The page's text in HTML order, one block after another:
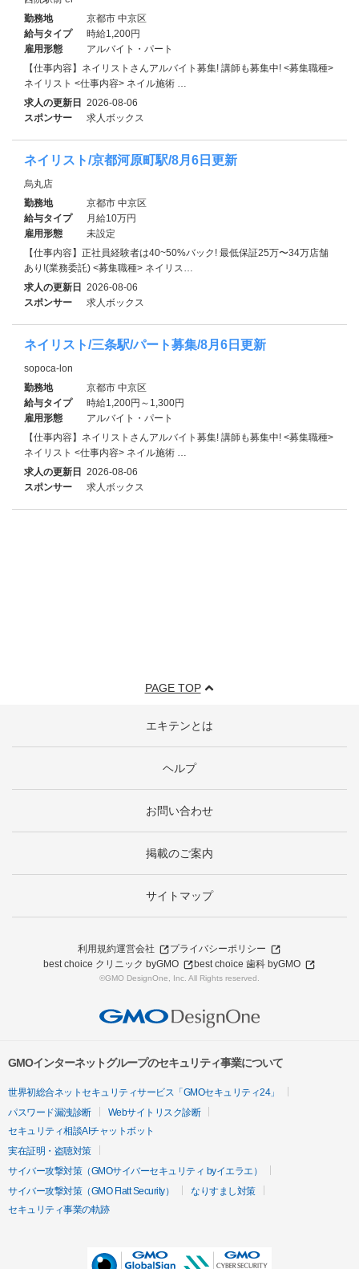
勤務地
京都市 中京区
給与タイプ
時給1,200円
雇用形態
アルバイト・パート
【仕事内容】ネイリストさんアルバイト募集! 講師も募集中! <募集職種>
ネイリスト <仕事内容> ネイル施術 …
求人の更新日 2026-08-06
スポンサー
求人ボックス
ネイリスト/京都河原町駅/8月6日更新
烏丸店
勤務地
京都市 中京区
給与タイプ
月給10万円
雇用形態
未設定
【仕事内容】正社員経験者は40~50%バック! 最低保証25万〜34万店舗
あり!(業務委託) <募集職種> ネイリス…
求人の更新日 2026-08-06
スポンサー
求人ボックス
ネイリスト/三条駅/パート募集/8月6日更新
sopoca-lon
勤務地
京都市 中京区
給与タイプ
時給1,200円～1,300円
雇用形態
アルバイト・パート
【仕事内容】ネイリストさんアルバイト募集! 講師も募集中! <募集職種>
ネイリスト <仕事内容> ネイル施術 …
求人の更新日 2026-08-06
スポンサー
求人ボックス
PAGE TOP
エキテンとは
ヘルプ
お問い合わせ
掲載のご案内
サイトマップ
利用規約運営会社
プライバシーポリシー
best choice クリニック byGMO
best choice 歯科 byGMO
©GMO DesignOne, Inc. All Rights reserved.
GMOインターネットグループのセキュリティ事業について
世界初総合ネットセキュリティサービス「GMOセキュリティ24」
パスワード漏洩診断
Webサイトリスク診断
セキュリティ相談AIチャットボット
実在証明・盗聴対策
サイバー攻撃対策（GMOサイバーセキュリティ byイエラエ）
サイバー攻撃対策（GMO Flatt Security）
なりすまし対策
セキュリティ事業の軌跡